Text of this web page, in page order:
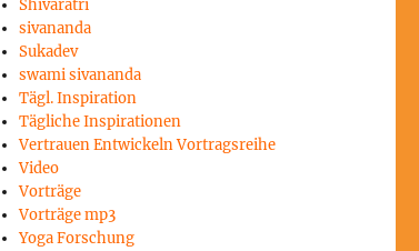
Shivaratri
sivananda
Sukadev
swami sivananda
Tägl. Inspiration
Tägliche Inspirationen
Vertrauen Entwickeln Vortragsreihe
Video
Vorträge
Vorträge mp3
Yoga Forschung